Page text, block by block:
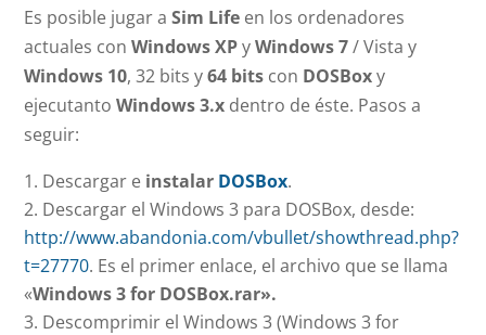
Es posible jugar aSim Life en los ordenadores
actuales conWindows XPyWindows 7/ Vista y
Windows 10, 32 bits y64 bits con DOSBoxy
ejecutantoWindows 3.x dentro de éste. Pasos a
seguir:
Descargar e instalar DOSBox.
Descargar el Windows 3 para DOSBox, desde:
http://www.abandonia.com/vbullet/showthread.php?
t=27770. Es el primer enlace, el archivo que se llama
«Windows 3 for DOSBox.rar».
Descomprimir el Windows 3 (Windows 3 for